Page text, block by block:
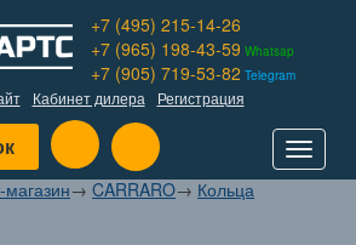
+7 (495) 215-14-26
+7 (965) 198-43-59 Whatsap
+7 (905) 719-53-82 Telegram
Кабинет дилера Регистрация
Toggle
→ CARRARO→ Кольца